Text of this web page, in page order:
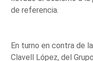
de referencia.
En turno en contra de
Clavell López, del